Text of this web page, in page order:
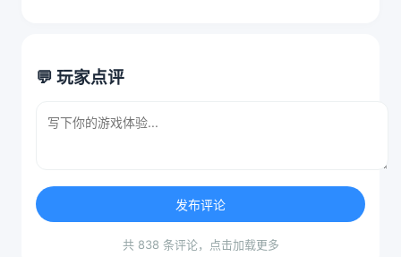
💬 玩家点评
发布评论
共 838 条评论，点击加载更多